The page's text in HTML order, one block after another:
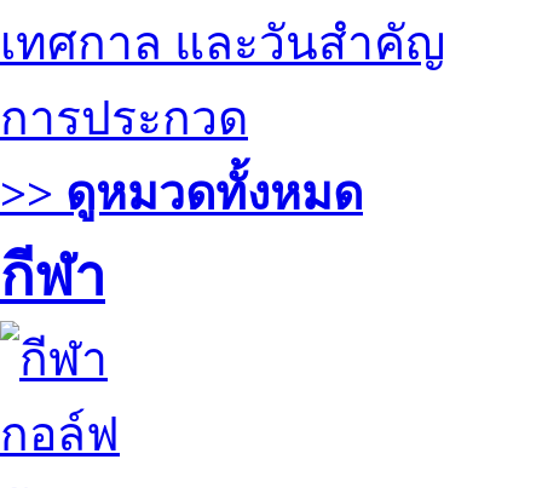
เทศกาล และวันสำคัญ
การประกวด
>> ดูหมวดทั้งหมด
กีฬา
กอล์ฟ